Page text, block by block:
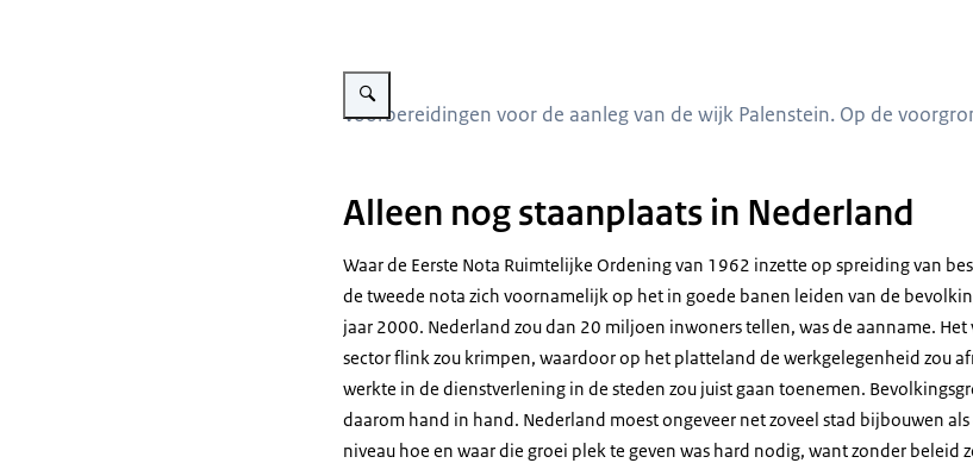
Vergroot afbeelding Poster van landelijk gebied met daarbij de tekst: "Hier komen
Voorbereidingen voor de aanleg van de wijk Palenstein. Op de
Alleen nog staanplaats in Nederland
Waar de Eerste Nota Ruimtelijke Ordening van 1962 inzette op spreiding van
de tweede nota zich voornamelijk op het in goede banen leiden van de
jaar 2000. Nederland zou dan 20 miljoen inwoners tellen, was de aanname.
sector flink zou krimpen, waardoor op het platteland de werkgelegenheid zou
werkte in de dienstverlening in de steden zou juist gaan toenemen.
daarom hand in hand. Nederland moest ongeveer net zoveel stad bijbouwen
niveau hoe en waar die groei plek te geven was hard nodig, want zonder beleid